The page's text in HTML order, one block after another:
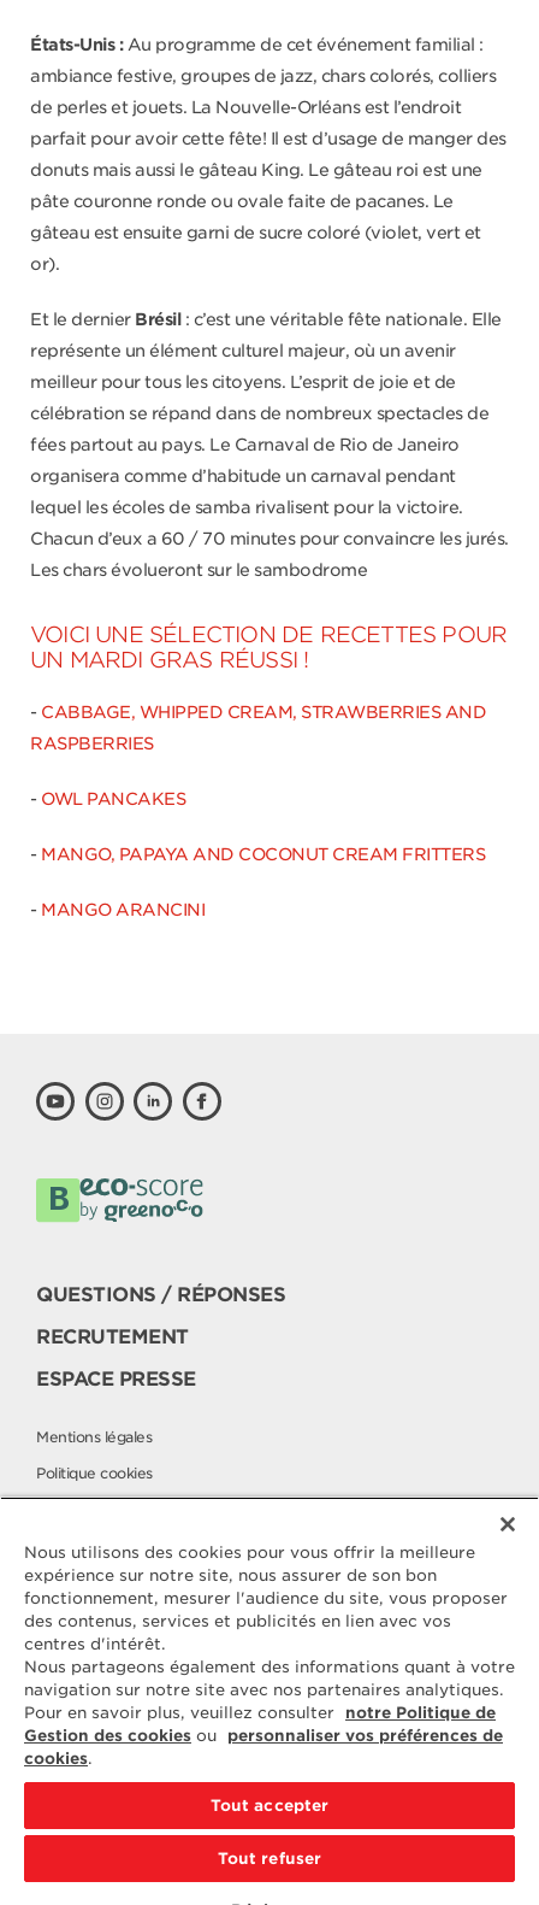
États-Unis : Au programme de cet événement familial :
ambiance festive, groupes de jazz, chars colorés, colliers
de perles et jouets. La Nouvelle-Orléans est l’endroit
parfait pour avoir cette fête! Il est d’usage de manger des
donuts mais aussi le gâteau King. Le gâteau roi est une
pâte couronne ronde ou ovale faite de pacanes. Le
gâteau est ensuite garni de sucre coloré (violet, vert et
or).
Et le dernier Brésil : c’est une véritable fête nationale. Elle
représente un élément culturel majeur, où un avenir
meilleur pour tous les citoyens. L’esprit de joie et de
célébration se répand dans de nombreux spectacles de
fées partout au pays. Le Carnaval de Rio de Janeiro
organisera comme d’habitude un carnaval pendant
lequel les écoles de samba rivalisent pour la victoire.
Chacun d’eux a 60 / 70 minutes pour convaincre les jurés.
Les chars évolueront sur le sambodrome
VOICI UNE SÉLECTION DE RECETTES POUR
UN MARDI GRAS RÉUSSI !
- CABBAGE, WHIPPED CREAM, STRAWBERRIES AND
RASPBERRIES
- OWL PANCAKES
- MANGO, PAPAYA AND COCONUT CREAM FRITTERS
- MANGO ARANCINI
QUESTIONS / RÉPONSES
RECRUTEMENT
ESPACE PRESSE
Mentions légales
Politique cookies
Elle & Vire à l'international
Contactez
ELLE & VIRE
Pour toute question ou demande
d'information complémentaire,
nous sommes à votre disposition
ELVIR
50890 CONDÉ-SUR-VIRE
CONTACTEZ-NOUS
Nous utilisons des cookies pour vous offrir la meilleure
expérience sur notre site, nous assurer de son bon
fonctionnement, mesurer l'audience du site, vous proposer
des contenus, services et publicités en lien avec vos
centres d'intérêt.
Nous partageons également des informations quant à votre
navigation sur notre site avec nos partenaires analytiques.
Pour en savoir plus, veuillez consulter
notre Politique de
Gestion des cookies ou
personnaliser vos préférences de
cookies.
Tout accepter
Tout refuser